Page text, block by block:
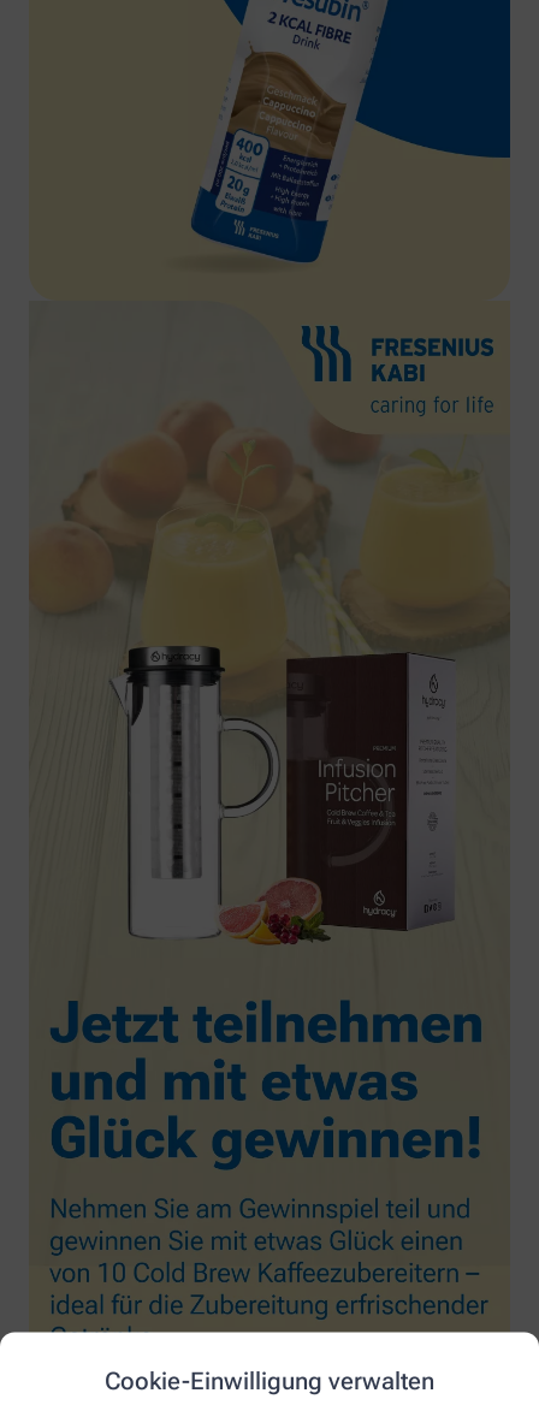
Cookie-Einwilligung verwalten